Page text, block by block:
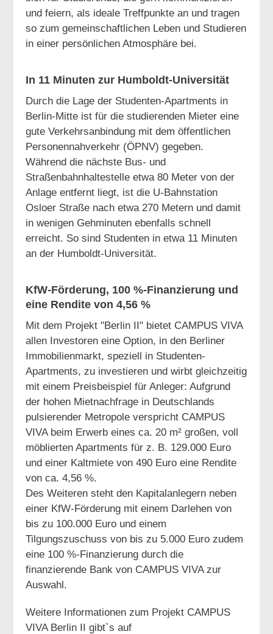
und feiern, als ideale Treffpunkte an und tragen
so zum gemeinschaftlichen Leben und Studieren
in einer persönlichen Atmosphäre bei.
In 11 Minuten zur Humboldt-Universität
Durch die Lage der Studenten-Apartments in
Berlin-Mitte ist für die studierenden Mieter eine
gute Verkehrsanbindung mit dem öffentlichen
Personennahverkehr (ÖPNV) gegeben.
Während die nächste Bus- und
Straßenbahnhaltestelle etwa 80 Meter von der
Anlage entfernt liegt, ist die U-Bahnstation
Osloer Straße nach etwa 270 Metern und damit
in wenigen Gehminuten ebenfalls schnell
erreicht. So sind Studenten in etwa 11 Minuten
an der Humboldt-Universität.
KfW-Förderung, 100 %-Finanzierung und
eine Rendite von 4,56 %
Mit dem Projekt "Berlin II" bietet CAMPUS VIVA
allen Investoren eine Option, in den Berliner
Immobilienmarkt, speziell in Studenten-
Apartments, zu investieren und wirbt gleichzeitig
mit einem Preisbeispiel für Anleger: Aufgrund
der hohen Mietnachfrage in Deutschlands
pulsierender Metropole verspricht CAMPUS
VIVA beim Erwerb eines ca. 20 m² großen, voll
möblierten Apartments für z. B. 129.000 Euro
und einer Kaltmiete von 490 Euro eine Rendite
von ca. 4,56 %.
Des Weiteren steht den Kapitalanlegern neben
einer KfW-Förderung mit einem Darlehen von
bis zu 100.000 Euro und einem
Tilgungszuschuss von bis zu 5.000 Euro zudem
eine 100 %-Finanzierung durch die
finanzierende Bank von CAMPUS VIVA zur
Auswahl.
Weitere Informationen zum Projekt CAMPUS
VIVA Berlin II gibt`s auf